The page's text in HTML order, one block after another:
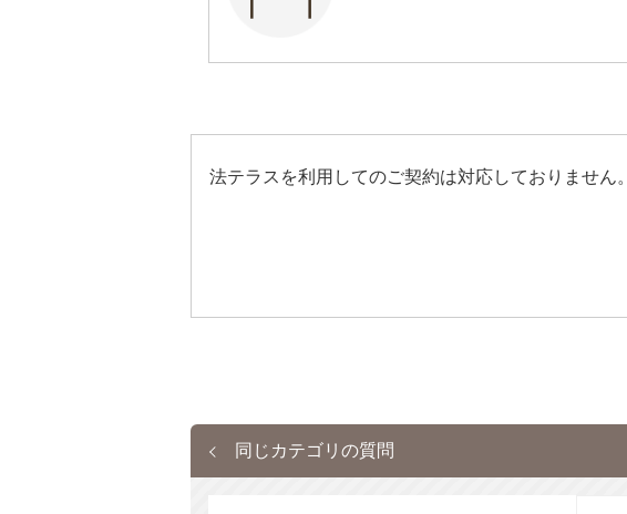
法テラスを利用してのご契約は対応しておりません。
同じカテゴリの質問